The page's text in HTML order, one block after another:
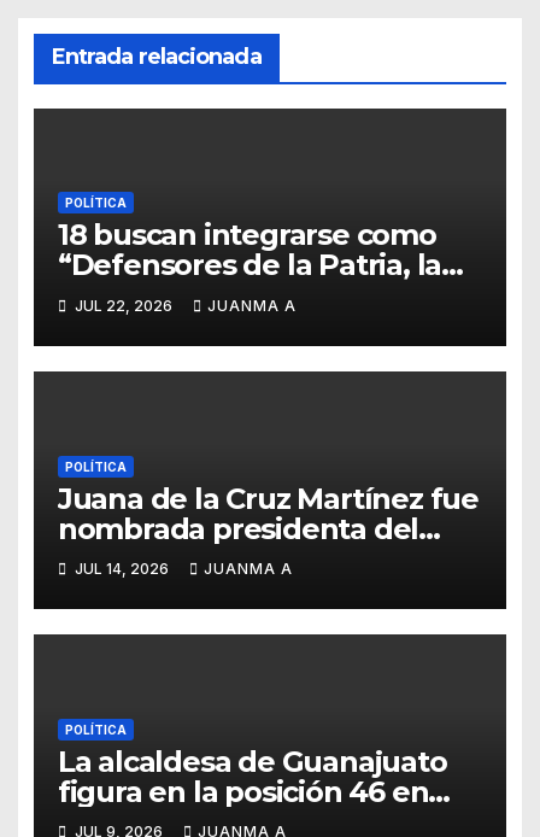
Entrada relacionada
POLÍTICA
18 buscan integrarse como
“Defensores de la Patria, la
Familia y la Libertad”
JUL 22, 2026 JUANMA A
POLÍTICA
Juana de la Cruz Martínez fue
nombrada presidenta del
PAN en Guanajuato
JUL 14, 2026 JUANMA A
POLÍTICA
La alcaldesa de Guanajuato
figura en la posición 46 en
ranking nacional
JUL 9, 2026 JUANMA A